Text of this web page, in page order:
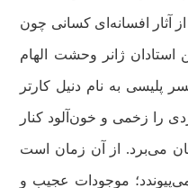
آثار افسانه‌ای کسانی چون
استادان ژانر وحشت الهام
پلیسی به نام دنیل کارتر
را زخمی و خون‌آلود کنار
می‌برد. از آن زمان است
موجودات عجیب و